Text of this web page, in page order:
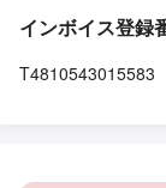
インボイス登録
T4810543015583